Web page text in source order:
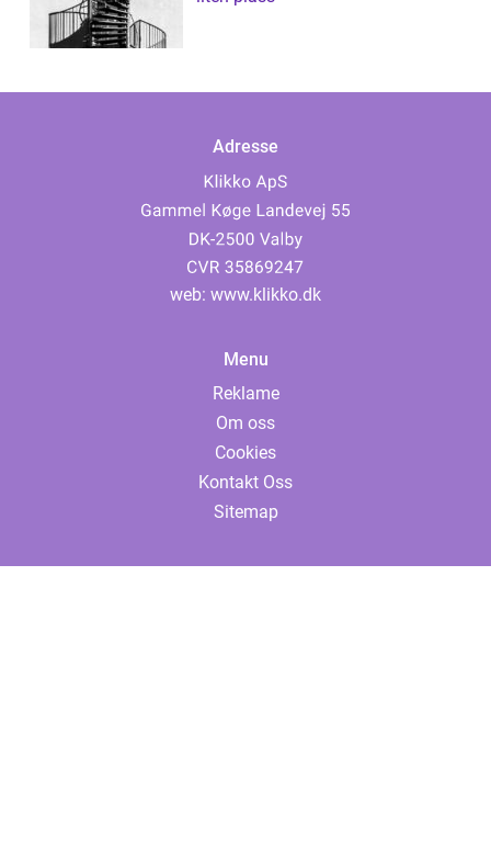
Adresse
web: www.klikko.dk
Menu
Reklame
Om oss
Cookies
Kontakt Oss
Sitemap